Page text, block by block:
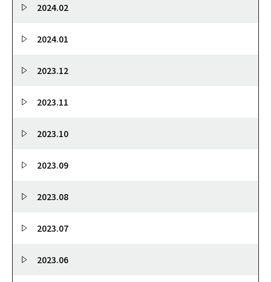
2024.02
2024.01
2023.12
2023.11
2023.10
2023.09
2023.08
2023.07
2023.06